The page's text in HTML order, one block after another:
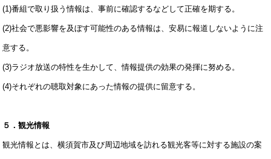
(1)番組で取り扱う情報は、事前に確認するなどして正確を期する。
(2)社会で悪影響を及ぼす可能性のある情報は、安易に報道しないように注
意する。
(3)ラジオ放送の特性を生かして、情報提供の効果の発揮に努める。
(4)それぞれの聴取対象にあった情報の提供に留意する。
５．観光情報
観光情報とは、横須賀市及び周辺地域を訪れる観光客等に対する施設の案